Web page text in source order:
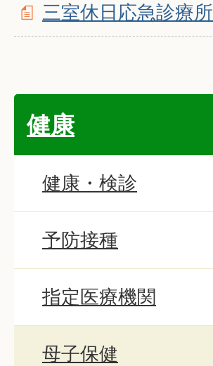
三室休日応急診療所
健康
健康・検診
予防接種
指定医療機関
母子保健